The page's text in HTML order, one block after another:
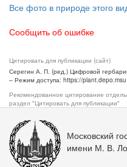
Все фото в природе этого
Сообщить об ошибке
Цитировать для публикации (сайт)
Серегин А. П. (ред.) Цифровой
– Режим доступа: https://
Рекомендованное цитирование
раздел "Цитировать для публикации"
Московский
имени М. В.